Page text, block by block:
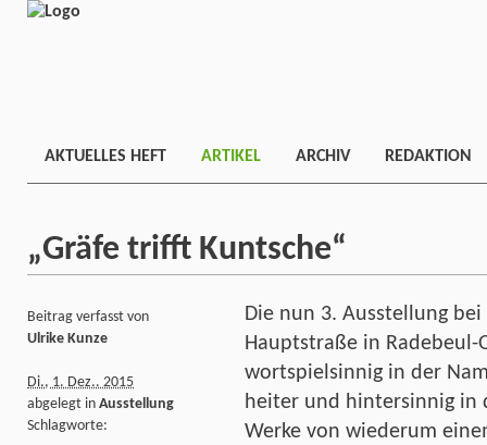
AKTUELLES HEFT ARTIKEL ARCHIV REDAKTION
„Gräfe trifft Kuntsche“
Die nun 3. Ausstellung
Hauptstraße in
wortspielsinnig in der
heiter und hintersinnig in
Werke von wiederum
Beitrag verfasst von
Ulrike Kunze
Di., 1. Dez.. 2015
abgelegt in Ausstellung
Schlagworte: